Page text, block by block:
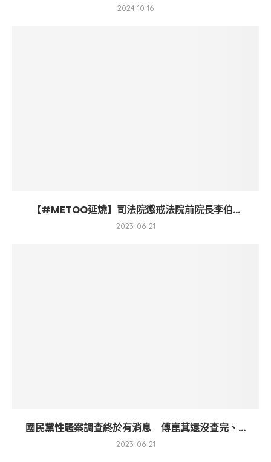
2024-10-16
【#METOO延燒】司法院懲戒法院前院長李伯...
2023-06-21
國民黨性騷案調查終於有消息 傅崑萁還沒查完、...
2023-06-21